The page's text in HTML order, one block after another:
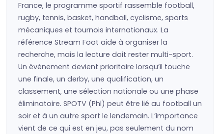
France, le programme sportif rassemble football,
rugby, tennis, basket, handball, cyclisme, sports
mécaniques et tournois internationaux. La
référence Stream Foot aide à organiser la
recherche, mais la lecture doit rester multi-sport.
Un événement devient prioritaire lorsqu’il touche
une finale, un derby, une qualification, un
classement, une sélection nationale ou une phase
éliminatoire. SPOTV (Phl) peut être lié au football un
soir et à un autre sport le lendemain. L’importance
vient de ce qui est en jeu, pas seulement du nom